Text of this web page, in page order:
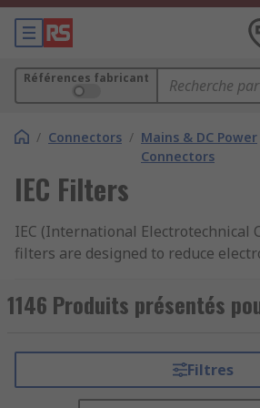
Références fabricant
/ Connectors / Mains & DC Power
Connectors
IEC Filters
IEC (International Electrotechnical
filters are designed to reduce
filters absorb the noise generated
device itself or other equipment
IEC filters make equipment or
resistant to electromagnetic
the environment. Standard IEC
1146 Produits présentés
Filtres